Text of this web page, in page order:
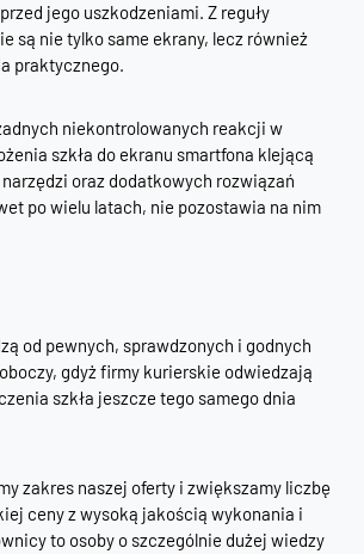
jego uszkodzeniami. Z reguły
są nie tylko same ekrany, lecz również
praktycznego.
niekontrolowanych reakcji w
szkła do ekranu smartfona klejącą
oraz dodatkowych rozwiązań
po wielu latach, nie pozostawia na nim
od pewnych, sprawdzonych i godnych
gdyż firmy kurierskie odwiedzają
szkła jeszcze tego samego dnia
zakres naszej oferty i zwiększamy liczbę
ceny z wysoką jakością wykonania i
to osoby o szczególnie dużej wiedzy